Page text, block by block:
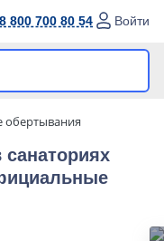
8 800 700 80 54 Войти
обертывания